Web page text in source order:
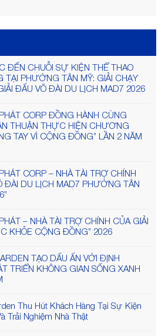
ĐẾN CHUỖI SỰ KIỆN THỂ THAO
TẠI PHƯỜNG TÂN MỸ: GIẢI CHẠY
ĐẤU VÕ ĐÀI DU LỊCH MAD7 2026
CORP ĐỒNG HÀNH CÙNG
THUẬN THỰC HIỆN CHƯƠNG
TAY VÌ CỘNG ĐỒNG” LẦN 2 NĂM
CORP – NHÀ TÀI TRỢ CHÍNH
ĐÀI DU LỊCH MAD7 PHƯỜNG TÂN
– NHÀ TÀI TRỢ CHÍNH CỦA GIẢI
KHỎE CỘNG ĐỒNG” 2026
TẠO DẤU ẤN VỚI ĐỊNH
TRIỂN KHÔNG GIAN SỐNG XANH
Thu Hút Khách Hàng Tại Sự Kiện
Trải Nghiệm Nhà Thật